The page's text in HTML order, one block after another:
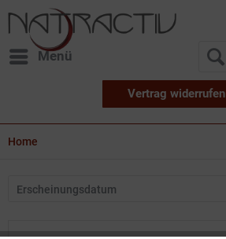
Menü
Vertrag widerrufen
Home